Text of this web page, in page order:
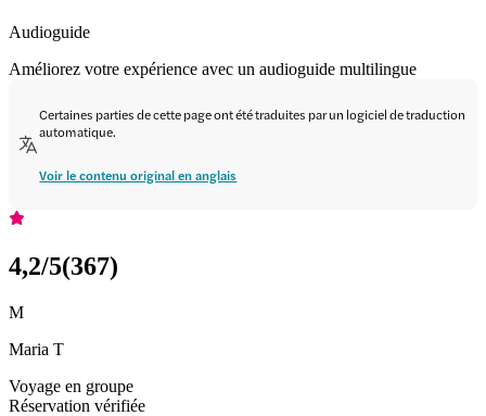
Audioguide
Améliorez votre expérience avec un audioguide multilingue
Certaines parties de cette page ont été traduites par un logiciel de traduction
automatique.
Voir le contenu original en anglais
4,2/5(367)
M
Maria T
Voyage en groupe
Réservation vérifiée